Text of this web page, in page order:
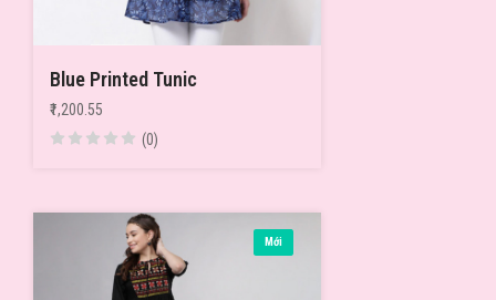
Blue Printed Tunic
₹1,200.55
(0)
Mới